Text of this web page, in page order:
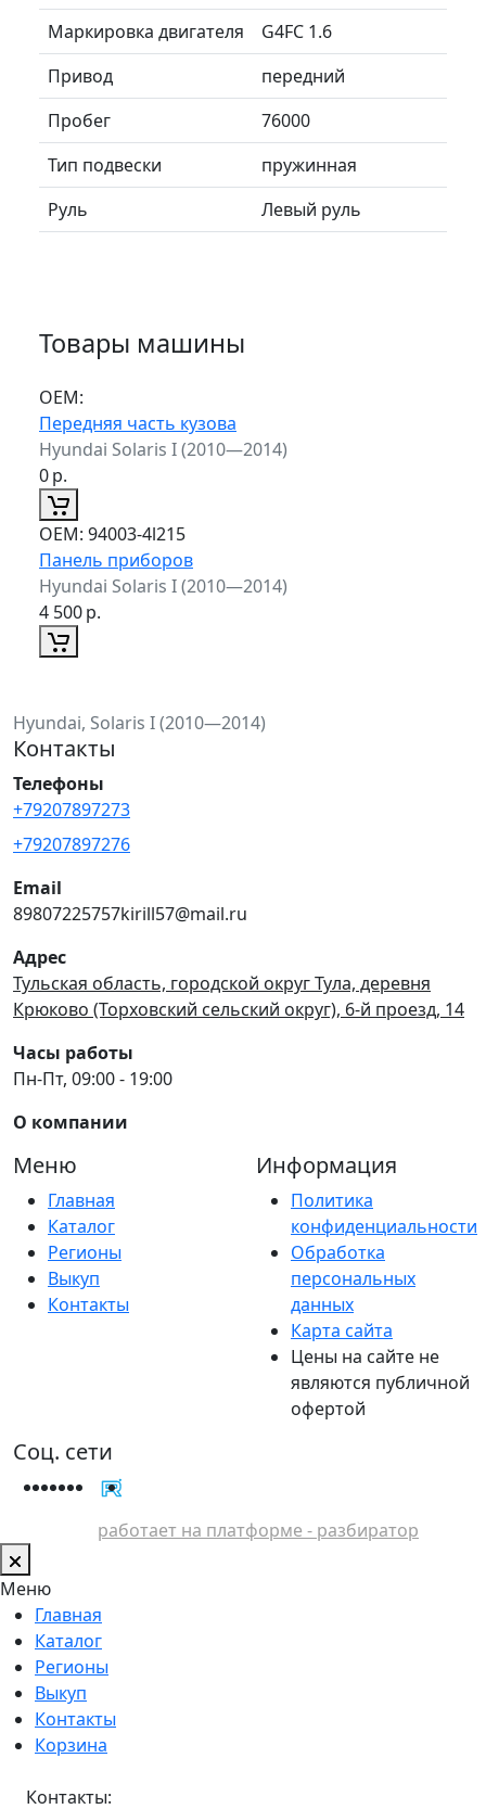
Маркировка двигателя
G4FC 1.6
Привод
передний
Пробег
76000
Тип подвески
пружинная
Руль
Левый руль
Товары машины
ОЕМ:
Передняя часть кузова
Hyundai Solaris I (2010—2014)
0р.
ОЕМ: 94003-4l215
Панель приборов
Hyundai Solaris I (2010—2014)
4 500р.
Hyundai, Solaris I (2010—2014)
Контакты
Телефоны
+79207897273
+79207897276
Email
89807225757kirill57@mail.ru
Адрес
Тульская область, городской округ Тула, деревня
Крюково (Торховский сельский округ), 6-й проезд, 14
Часы работы
Пн-Пт, 09:00 - 19:00
О компании
Меню
Главная
Каталог
Регионы
Выкуп
Контакты
Информация
Политика
конфиденциальности
Обработка
персональных
данных
Карта сайта
Цены на сайте не
являются публичной
офертой
Соц. сети
работает на платформе - разбиратор
Меню
Главная
Каталог
Регионы
Выкуп
Контакты
Корзина
Контакты: